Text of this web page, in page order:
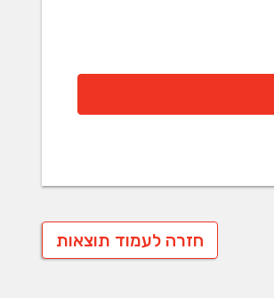
חזרה לעמוד תוצאות